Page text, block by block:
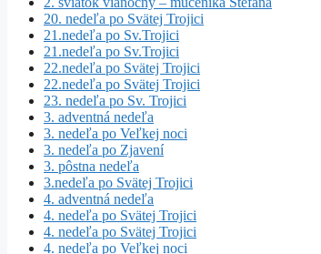
20. nedeľa po Svätej Trojici
21.nedeľa po Sv.Trojici
21.nedeľa po Sv.Trojici
22.nedeľa po Svätej Trojici
22.nedeľa po Svätej Trojici
23. nedeľa po Sv. Trojici
3. adventná nedeľa
3. nedeľa po Veľkej noci
3. nedeľa po Zjavení
3. pôstna nedeľa
3.nedeľa po Svätej Trojici
4. adventná nedeľa
4. nedeľa po Svätej Trojici
4. nedeľa po Svätej Trojici
4. nedeľa po Veľkej noci